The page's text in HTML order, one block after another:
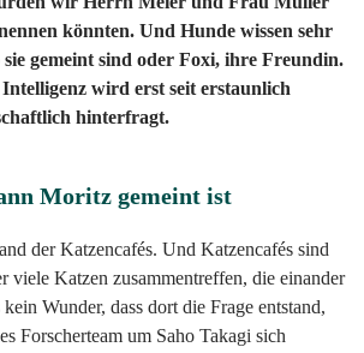
könnten. Und Hunde wissen sehr
gemeint sind oder Foxi, ihre Freundin.
wird erst seit erstaunlich
hinterfragt.
Moritz gemeint ist
der Katzencafés. Und Katzencafés sind
viele Katzen zusammentreffen, die einander
Wunder, dass dort die Frage entstand,
Forscherteam um Saho Takagi sich